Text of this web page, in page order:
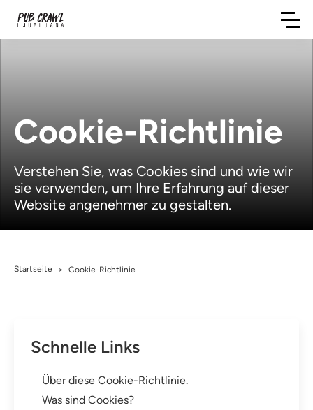
Cookie-Richtlinie
Verstehen Sie, was Cookies sind und wie wir
sie verwenden, um Ihre Erfahrung auf dieser
Website angenehmer zu gestalten.
Startseite > Cookie-Richtlinie
Schnelle Links
Über diese Cookie-Richtlinie.
Was sind Cookies?